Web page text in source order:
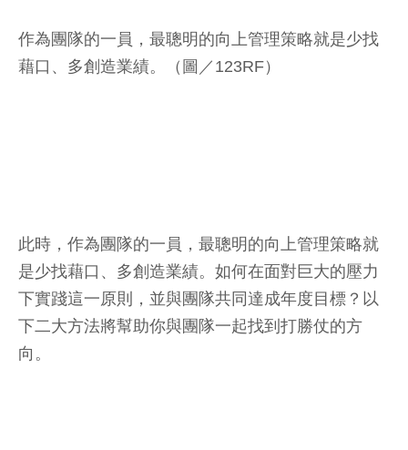
作為團隊的一員，最聰明的向上管理策略就是少找
藉口、多創造業績。（圖／123RF）
此時，作為團隊的一員，最聰明的向上管理策略就
是少找藉口、多創造業績。如何在面對巨大的壓力
下實踐這一原則，並與團隊共同達成年度目標？以
下二大方法將幫助你與團隊一起找到打勝仗的方
向。